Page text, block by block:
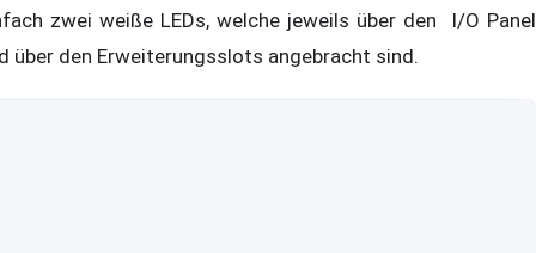
zwei weiße LEDs, welche jeweils über den I/O Panel
über den Erweiterungsslots angebracht sind.